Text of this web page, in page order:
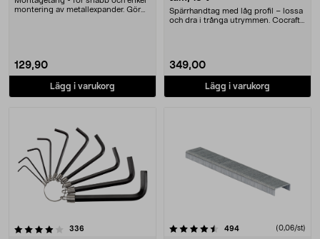
montering av metallexpander. Gör
129,90
Lägg i varukorg
Spärrhandtag med låg profil – lossa
och dra i trånga utrymmen. Cocraft
349,00
Lägg i varukorg
336
4.5 av 5 stjärnor 494recensioner(0,06/st)